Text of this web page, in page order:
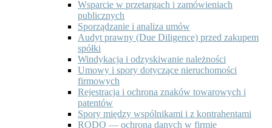
Wsparcie w przetargach i zamówieniach
publicznych
Sporządzanie i analiza umów
Audyt prawny (Due Diligence) przed zakupem
spółki
Windykacja i odzyskiwanie należności
Umowy i spory dotyczące nieruchomości
firmowych
Rejestracja i ochrona znaków towarowych i
patentów
Spory między wspólnikami i z kontrahentami
RODO — ochrona danych w firmie